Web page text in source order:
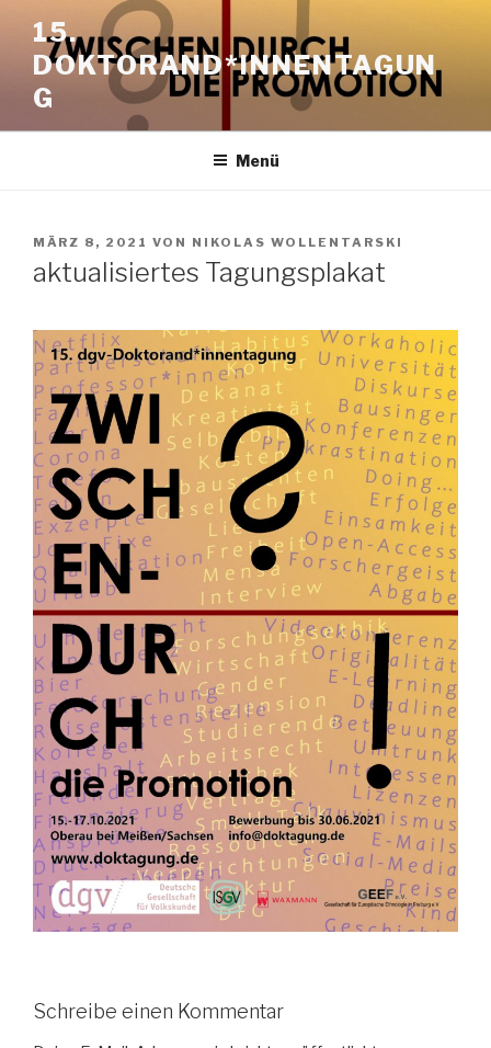
Inhalt
springen
15.
DOKTORAND*INNENTAGUN
G
Menü
VERÖFFENTLICHT
AM
MÄRZ 8, 2021 VON NIKOLAS WOLLENTARSKI
aktualisiertes Tagungsplakat
Schreibe einen Kommentar